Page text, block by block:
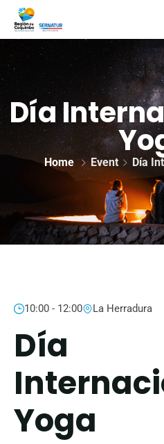
Día
Home Event Día
10:00 - 12:00 La Herradura
Día
Yoga